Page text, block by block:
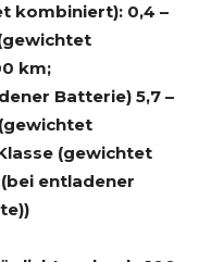
kombiniert): 0,4 –
km;
Batterie) 5,7 –
(gewichtet
entladener